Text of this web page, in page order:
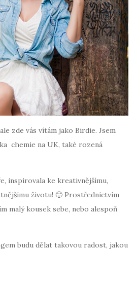
zde vás vítám jako Birdie. Jsem
chemie na UK, také rozená
inspirovala ke kreativnějšímu,
životu! 🙂 Prostřednictvím
malý kousek sebe, nebo alespoň
budu dělat takovou radost, jakou